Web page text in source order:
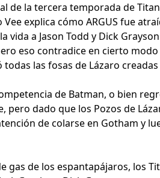
de la tercera temporada de
explica cómo ARGUS fue
vida a Jason Todd y Dick
eso contradice en cierto
las fosas de Lázaro
de Batman, o bien
pero dado que los Pozos de
de colarse en Gotham y
gas de los espantapájaros, los